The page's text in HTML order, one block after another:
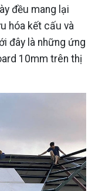
đều mang lại
hóa kết cấu và
đây là những ứng
10mm trên thị